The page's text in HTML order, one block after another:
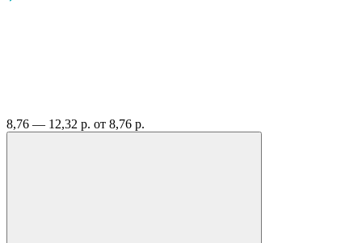
8,76 — 12,32 р. от 8,76 р.